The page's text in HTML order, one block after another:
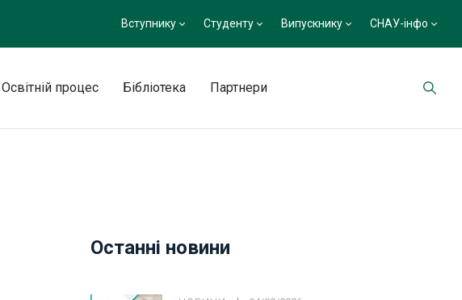
Вступнику Студенту Випускнику СНАУ-інфо
Освітній процес Бібліотека Партнери
Останні новини